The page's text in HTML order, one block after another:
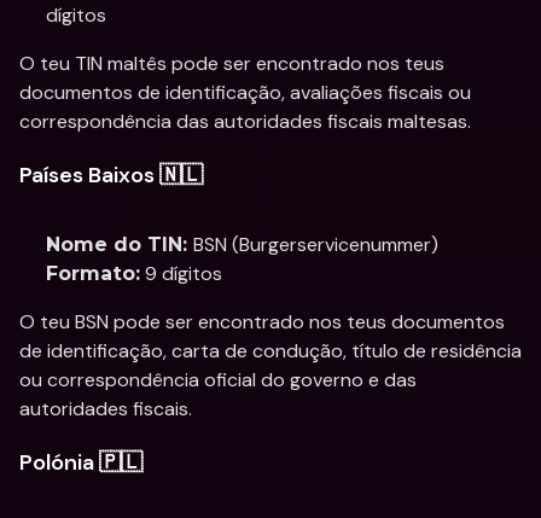
dígitos
O teu TIN maltês pode ser encontrado nos teus
documentos de identificação, avaliações fiscais ou
correspondência das autoridades fiscais maltesas.
Países Baixos 🇳🇱
Nome do TIN: BSN (Burgerservicenummer)
Formato: 9 dígitos
O teu BSN pode ser encontrado nos teus documentos
de identificação, carta de condução, título de residência
ou correspondência oficial do governo e das
autoridades fiscais.
Polónia 🇵🇱